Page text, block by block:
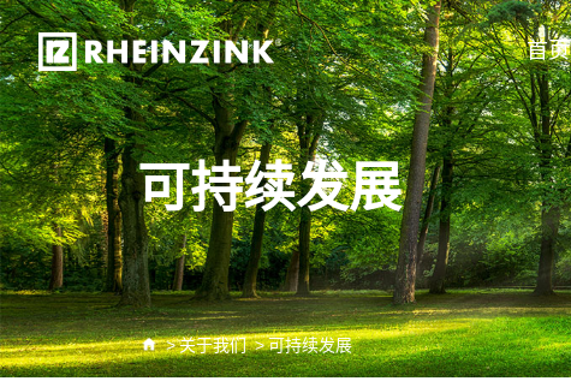
首页
可持续发展
>关于我们 >可持续发展